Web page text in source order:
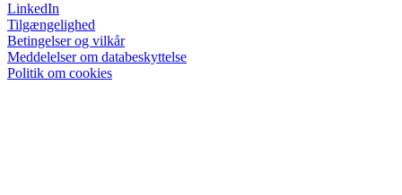
LinkedIn
Tilgængelighed
Betingelser og vilkår
Meddelelser om databeskyttelse
Politik om cookies